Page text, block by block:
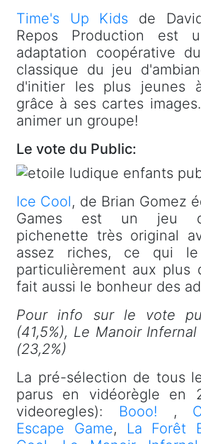
Time's Up Kids de
Repos Production est
adaptation coopérative
classique du jeu
d'initier les plus jeunes
grâce à ses cartes
animer un groupe!
Le vote du Public:
Ice Cool, de Brian Gomez
Games est un jeu
pichenette très original
assez riches, ce qui
particulièrement aux plus
fait aussi le bonheur des
Pour info sur le vote
(41,5%), Le Manoir
(23,2%)
La pré-sélection de tous
parus en vidéorègle en
videoregles): Booo! ,
Escape Game, La Forêt